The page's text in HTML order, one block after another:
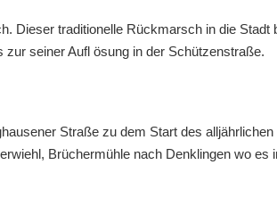
Dieser traditionelle Rückmarsch in die Stadt
seiner Aufl ösung in der Schützenstraße.
Straße zu dem Start des alljährlichen
Brüchermühle nach Denklingen wo es